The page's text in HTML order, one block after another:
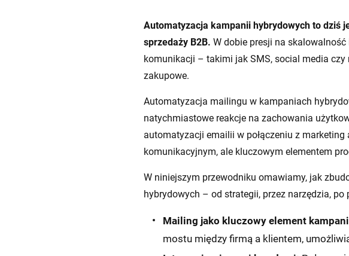
Automatyzacja kampanii hybrydowych to dziś
sprzedaży B2B. W dobie presji na
komunikacji – takimi jak SMS, social media czy
zakupowe.
Automatyzacja mailingu w kampaniach
natychmiastowe reakcje na zachowania
automatyzacji emailii w połączeniu z
komunikacyjnym, ale kluczowym elementem
W niniejszym przewodniku omawiamy, jak
hybrydowych – od strategii, przez narzędzia,
Mailing jako kluczowy element
mostu między firmą a klientem,